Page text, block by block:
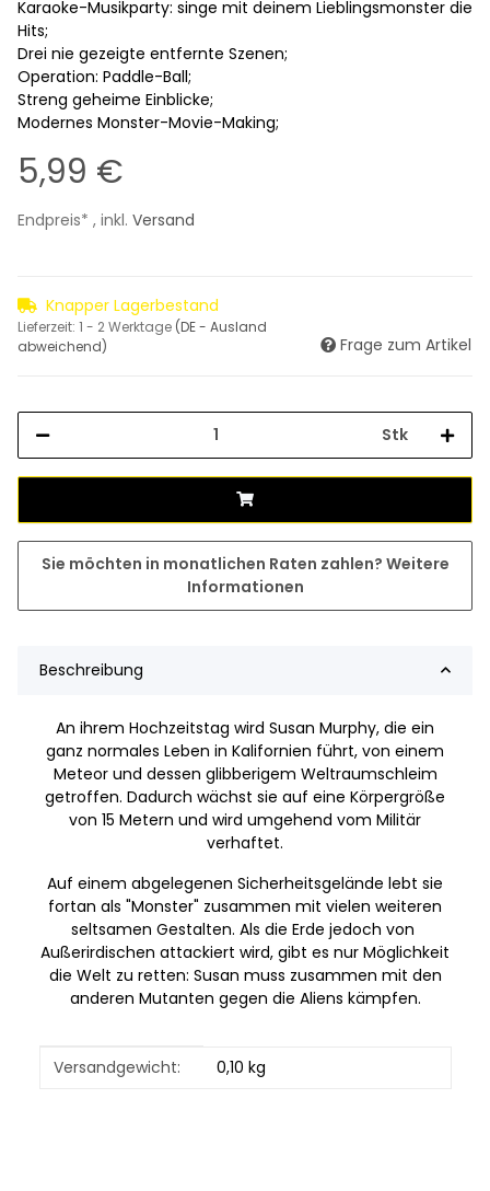
Karaoke-Musikparty: singe mit deinem Lieblingsmonster die
Hits;
Drei nie gezeigte entfernte Szenen;
Operation: Paddle-Ball;
Streng geheime Einblicke;
Modernes Monster-Movie-Making;
5,99 €
Endpreis* , inkl. Versand
Knapper Lagerbestand
Lieferzeit: 1 - 2 Werktage (DE - Ausland
abweichend)
Frage zum Artikel
Stk
Sie möchten in monatlichen Raten zahlen? Weitere
Informationen
Beschreibung
An ihrem Hochzeitstag wird Susan Murphy, die ein
ganz normales Leben in Kalifornien führt, von einem
Meteor und dessen glibberigem Weltraumschleim
getroffen. Dadurch wächst sie auf eine Körpergröße
von 15 Metern und wird umgehend vom Militär
verhaftet.
Auf einem abgelegenen Sicherheitsgelände lebt sie
fortan als "Monster" zusammen mit vielen weiteren
seltsamen Gestalten. Als die Erde jedoch von
Außerirdischen attackiert wird, gibt es nur Möglichkeit
die Welt zu retten: Susan muss zusammen mit den
anderen Mutanten gegen die Aliens kämpfen.
Produkteigenschaft
Wert
Versandgewicht: 0,10 kg